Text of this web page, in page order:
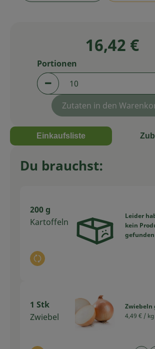
16,42 €
Portionen verringern
Portionen
Zutaten in den
Einkaufsliste
Du brauchst:
200 g
Kartoffeln
Auswahl ändern
Leider
kein
gefunden
1 Stk
Zwiebel
Zwiebeln
4,49 € / kg